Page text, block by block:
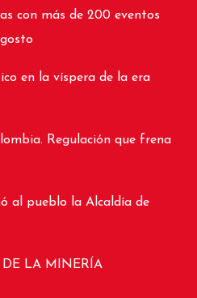
con más de 200 eventos
en la víspera de la era
Regulación que frena
al pueblo la Alcaldía de
DE LA MINERÍA